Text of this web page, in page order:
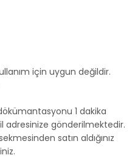
için uygun değildir.
1 dakika
adresinize gönderilmektedir.
satın aldığınız